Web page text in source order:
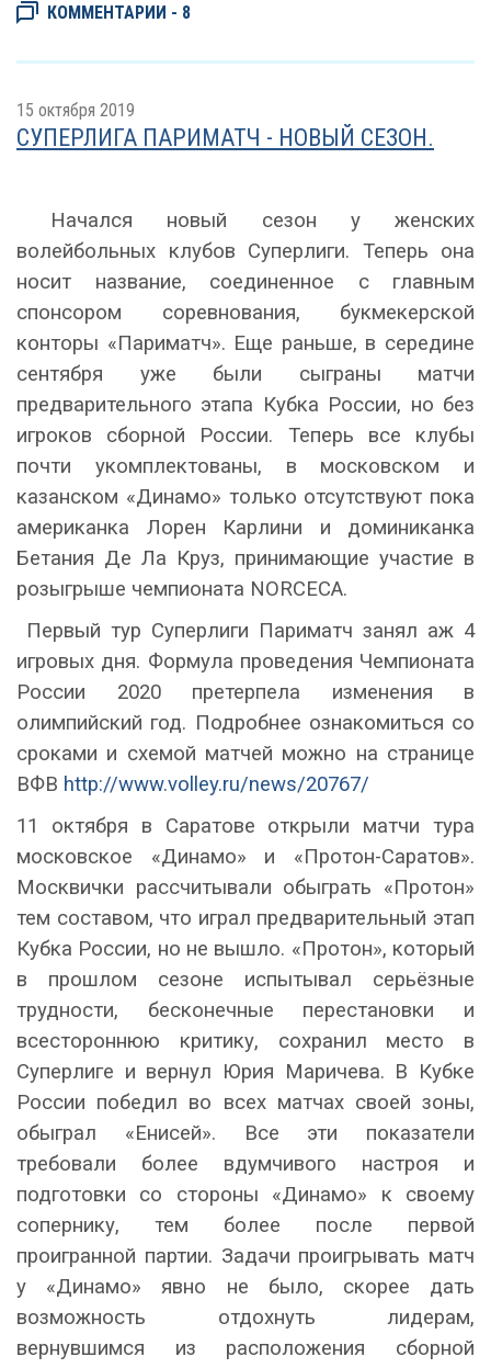
КОММЕНТАРИИ - 8
15 октября 2019
СУПЕРЛИГА ПАРИМАТЧ - НОВЫЙ СЕЗОН.
Начался новый сезон у женских
волейбольных клубов Суперлиги. Теперь она
носит название, соединенное с главным
спонсором соревнования, букмекерской
конторы «Париматч». Еще раньше, в середине
сентября уже были сыграны матчи
предварительного этапа Кубка России, но без
игроков сборной России. Теперь все клубы
почти укомплектованы, в московском и
казанском «Динамо» только отсутствуют пока
американка Лорен Карлини и доминиканка
Бетания Де Ла Круз, принимающие участие в
розыгрыше чемпионата NORCECA.
Первый тур Суперлиги Париматч занял аж 4
игровых дня. Формула проведения Чемпионата
России 2020 претерпела изменения в
олимпийский год. Подробнее ознакомиться со
сроками и схемой матчей можно на странице
ВФВ http://www.volley.ru/news/20767/
11 октября в Саратове открыли матчи тура
московское «Динамо» и «Протон-Саратов».
Москвички рассчитывали обыграть «Протон»
тем составом, что играл предварительный этап
Кубка России, но не вышло. «Протон», который
в прошлом сезоне испытывал серьёзные
трудности, бесконечные перестановки и
всестороннюю критику, сохранил место в
Суперлиге и вернул Юрия Маричева. В Кубке
России победил во всех матчах своей зоны,
обыграл «Енисей». Все эти показатели
требовали более вдумчивого настроя и
подготовки со стороны «Динамо» к своему
сопернику, тем более после первой
проигранной партии. Задачи проигрывать матч
у «Динамо» явно не было, скорее дать
возможность отдохнуть лидерам,
вернувшимся из расположения сборной